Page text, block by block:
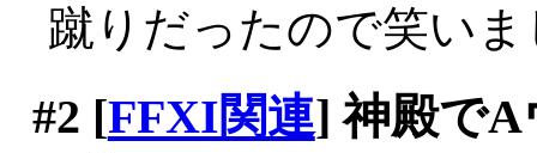
蹴りだったので笑い
#2 [FFXI関連] 神殿で